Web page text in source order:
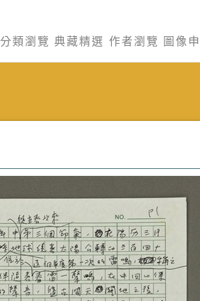
分類瀏覽 典藏精選 作者瀏覽 圖像